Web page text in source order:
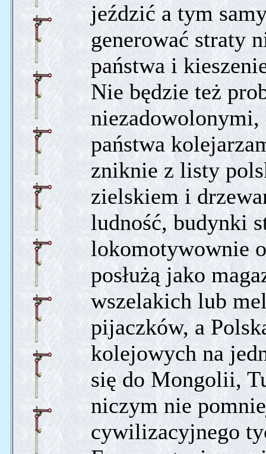
jeździć a tym
generować straty
państwa i
Nie będzie też
niezadowolonymi,
państwa
zniknie z listy
zielskiem i
ludność, budynki
lokomotywownie
posłużą jako
wszelakich lub
pijaczków, a
kolejowych na
się do Mongolii,
niczym nie
cywilizacyjnego